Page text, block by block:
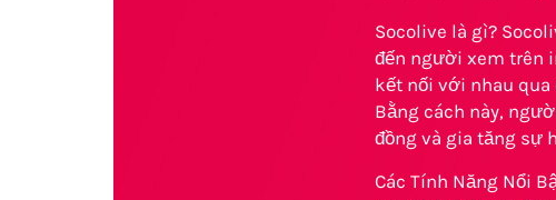
Socolive là gì?
đến người xem trên
kết nối với nhau
Bằng cách này,
đồng và gia tăng sự
Các Tính Năng Nổi